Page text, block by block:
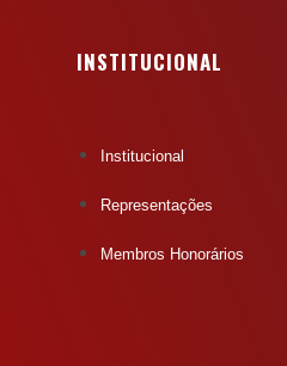
INSTITUCIONAL
Institucional
Representações
Membros Honorários